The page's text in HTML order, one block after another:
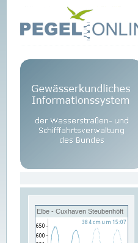
Elbe - Cuxhaven Steubenhöft